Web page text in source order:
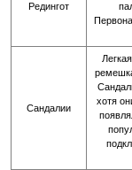
Редингот
Сандалии
хотя